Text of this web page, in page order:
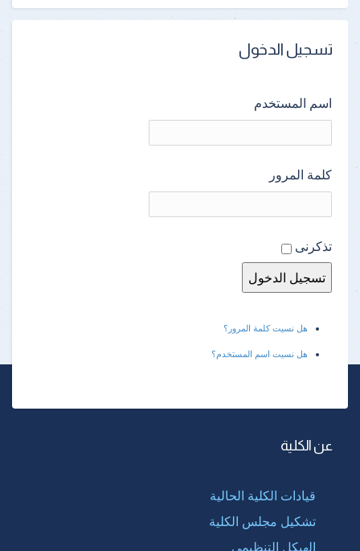
تسجيل الدخول
اسم المستخدم
كلمة المرور
تذكرنى
هل نسيت كلمة المرور؟
هل نسيت اسم المستخدم؟
عن الكلية
قيادات الكلية الحالية
تشكيل مجلس الكلية
الهيكل التنظيمى